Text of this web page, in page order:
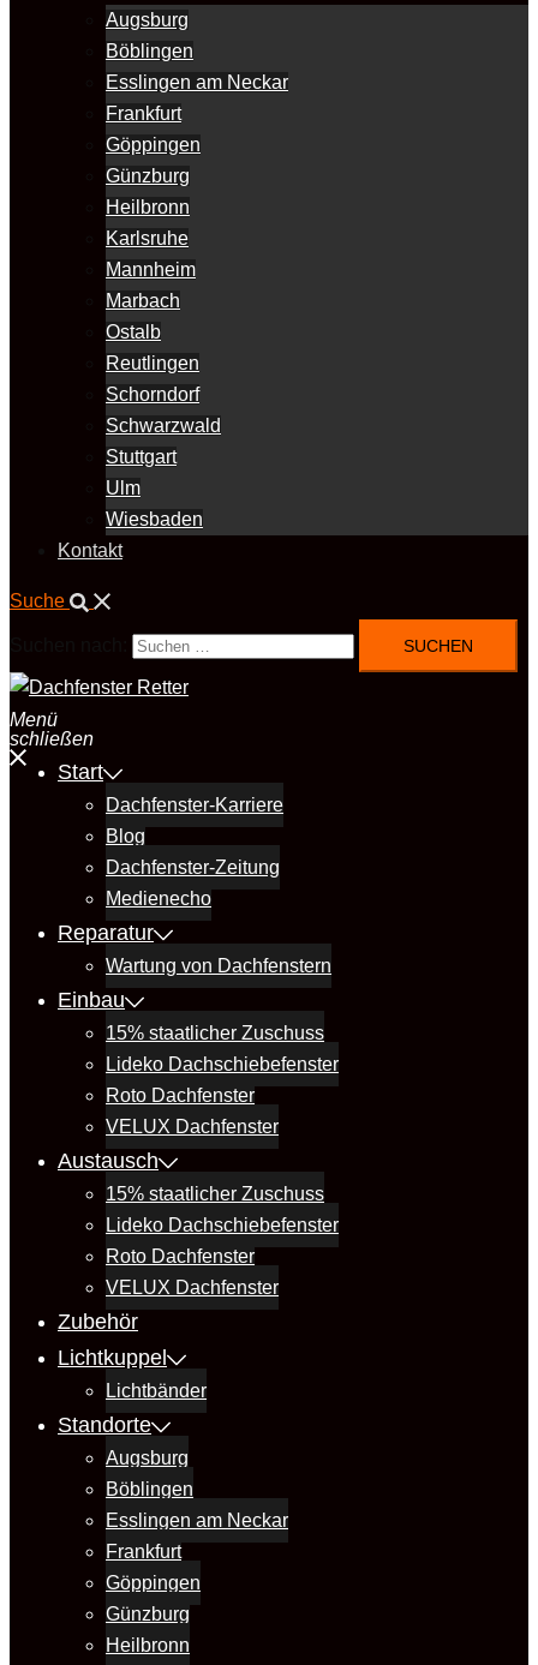
Augsburg
Böblingen
Esslingen am Neckar
Frankfurt
Göppingen
Günzburg
Heilbronn
Karlsruhe
Mannheim
Marbach
Ostalb
Reutlingen
Schorndorf
Schwarzwald
Stuttgart
Ulm
Wiesbaden
Kontakt
Suche
Menü
schließen
Start
Dachfenster-Karriere
Blog
Dachfenster-Zeitung
Medienecho
Reparatur
Wartung von Dachfenstern
Einbau
15% staatlicher Zuschuss
Lideko Dachschiebefenster
Roto Dachfenster
VELUX Dachfenster
Austausch
15% staatlicher Zuschuss
Lideko Dachschiebefenster
Roto Dachfenster
VELUX Dachfenster
Zubehör
Lichtkuppel
Lichtbänder
Standorte
Augsburg
Böblingen
Esslingen am Neckar
Frankfurt
Göppingen
Günzburg
Heilbronn